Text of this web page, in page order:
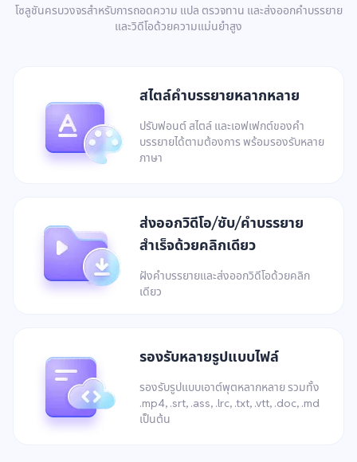
โซลูชันครบวงจรสำหรับการถอดความ แปล ตรวจทาน และส่งออกคำบรรยาย
และวิดีโอด้วยความแม่นยำสูง
สไตล์คำบรรยายหลากหลาย
ปรับฟอนต์ สไตล์ และเอฟเฟกต์ของคำ
บรรยายได้ตามต้องการ พร้อมรองรับหลาย
ภาษา
ส่งออกวิดีโอ/ซับ/คำบรรยาย
สำเร็จด้วยคลิกเดียว
ฝังคำบรรยายและส่งออกวิดีโอด้วยคลิก
เดียว
รองรับหลายรูปแบบไฟล์
รองรับรูปแบบเอาต์พุตหลากหลาย รวมทั้ง
.mp4, .srt, .ass, .lrc, .txt, .vtt, .doc, .md
เป็นต้น